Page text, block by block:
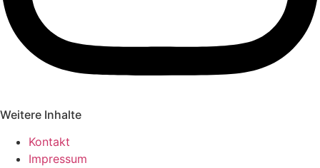
Weitere Inhalte
Kontakt
Impressum